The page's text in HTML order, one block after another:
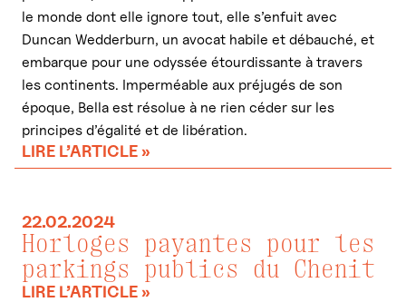
le monde dont elle ignore tout, elle s’enfuit avec
Duncan Wedderburn, un avocat habile et débauché, et
embarque pour une odyssée étourdissante à travers
les continents. Imperméable aux préjugés de son
époque, Bella est résolue à ne rien céder sur les
principes d’égalité et de libération.
LIRE L’ARTICLE »
22.02.2024
Horloges payantes pour les
parkings publics du Chenit
LIRE L’ARTICLE »